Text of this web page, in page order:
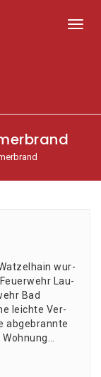
wur­
Lau­
Bad
leich­te Ver­
abge­brann­te